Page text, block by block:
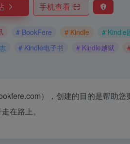
手机查看
# BookFere # Kindle # Kindle
# Kindle电子书 # Kindle越狱
），创建的目的是帮助
在路上。